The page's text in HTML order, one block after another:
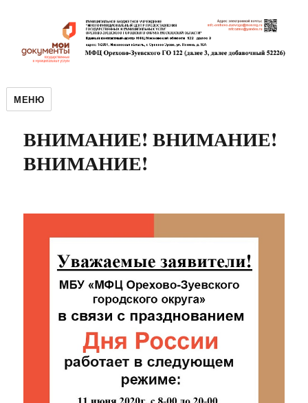
МЕНЮ
ВНИМАНИЕ! ВНИМАНИЕ!
ВНИМАНИЕ!